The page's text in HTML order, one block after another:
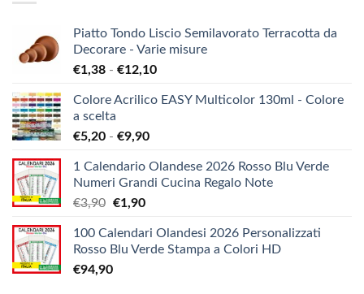
Piatto Tondo Liscio Semilavorato Terracotta da
Decorare - Varie misure
€1,38 - €12,10Fascia
prezzo:
€12,10
Colore Acrilico EASY Multicolor 130ml - Colore
a scelta
€5,20 - €9,90Fascia
prezzo:
da
€9,90
1 Calendario Olandese 2026 Rosso Blu Verde
Numeri Grandi Cucina Regalo Note
€3,90 Il
originale
era:
€3,90.
€1,90Il
attuale
è:
100 Calendari Olandesi 2026 Personalizzati
Rosso Blu Verde Stampa a Colori HD
€94,90